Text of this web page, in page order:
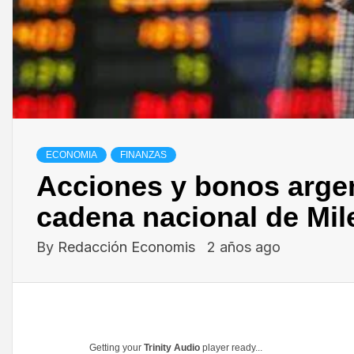
ECONOMIA FINANZAS
Acciones y bonos
cadena nacional de
By Redacción Economis 2 años ago
Getting your Trinity Audio player ready...